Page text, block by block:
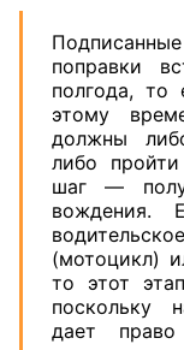
поправки
полгода,
этому
должны
либо
шаг —
вождения.
(мотоцикл)
то этот
поскольку
дает